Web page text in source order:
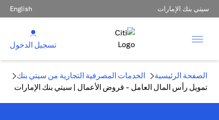
سيتي بنك الإمارات English
تسجيل الدخول
الصفحة الرئيسية
الخدمات المصرفية التجارية من سيتي بنك
تمويل رأس المال العامل - قروض الأعمال | سيتي بنك الإمارات